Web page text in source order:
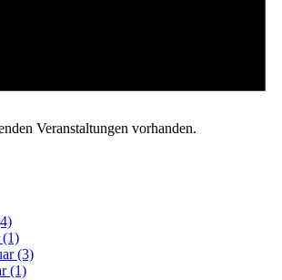
Veranstaltungen vorhanden.
(1)
(3)
(1)